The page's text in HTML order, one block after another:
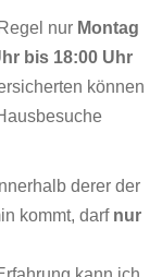
nur Montag
bis 18:00 Uhr
können
derer der
kommt, darf nur